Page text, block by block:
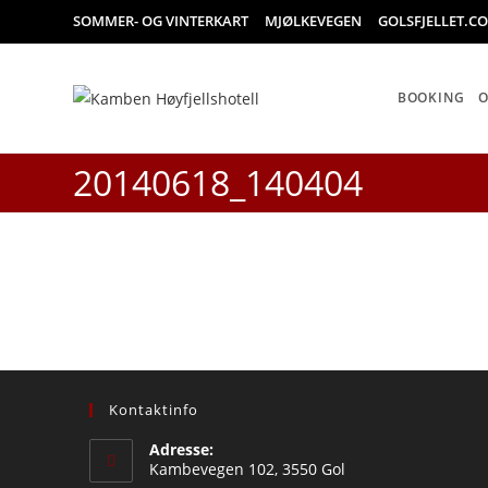
to
SOMMER- OG VINTERKART MJØLKEVEGEN
BOOKING
20140618_140404
Kontaktinfo
Adresse:
Kambevegen 102, 3550 Gol